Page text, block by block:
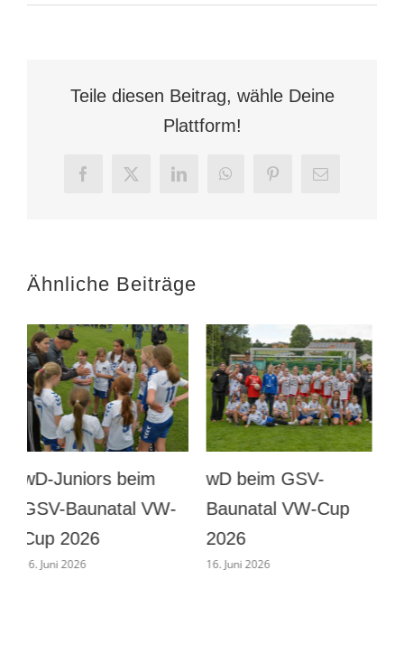
Viel
Osterturnier
der
Teile diesen Beitrag, wähle Deine
Plattform!
Facebook
X LinkedInWhatsAppPinterest
E-
Ähnliche Beiträge
wD beim GSV-
Baunatal VW-Cup
2026
16. Juni 2026
Männer
Vorbereitung gegen
Eintracht Böddiger
1. August 2026